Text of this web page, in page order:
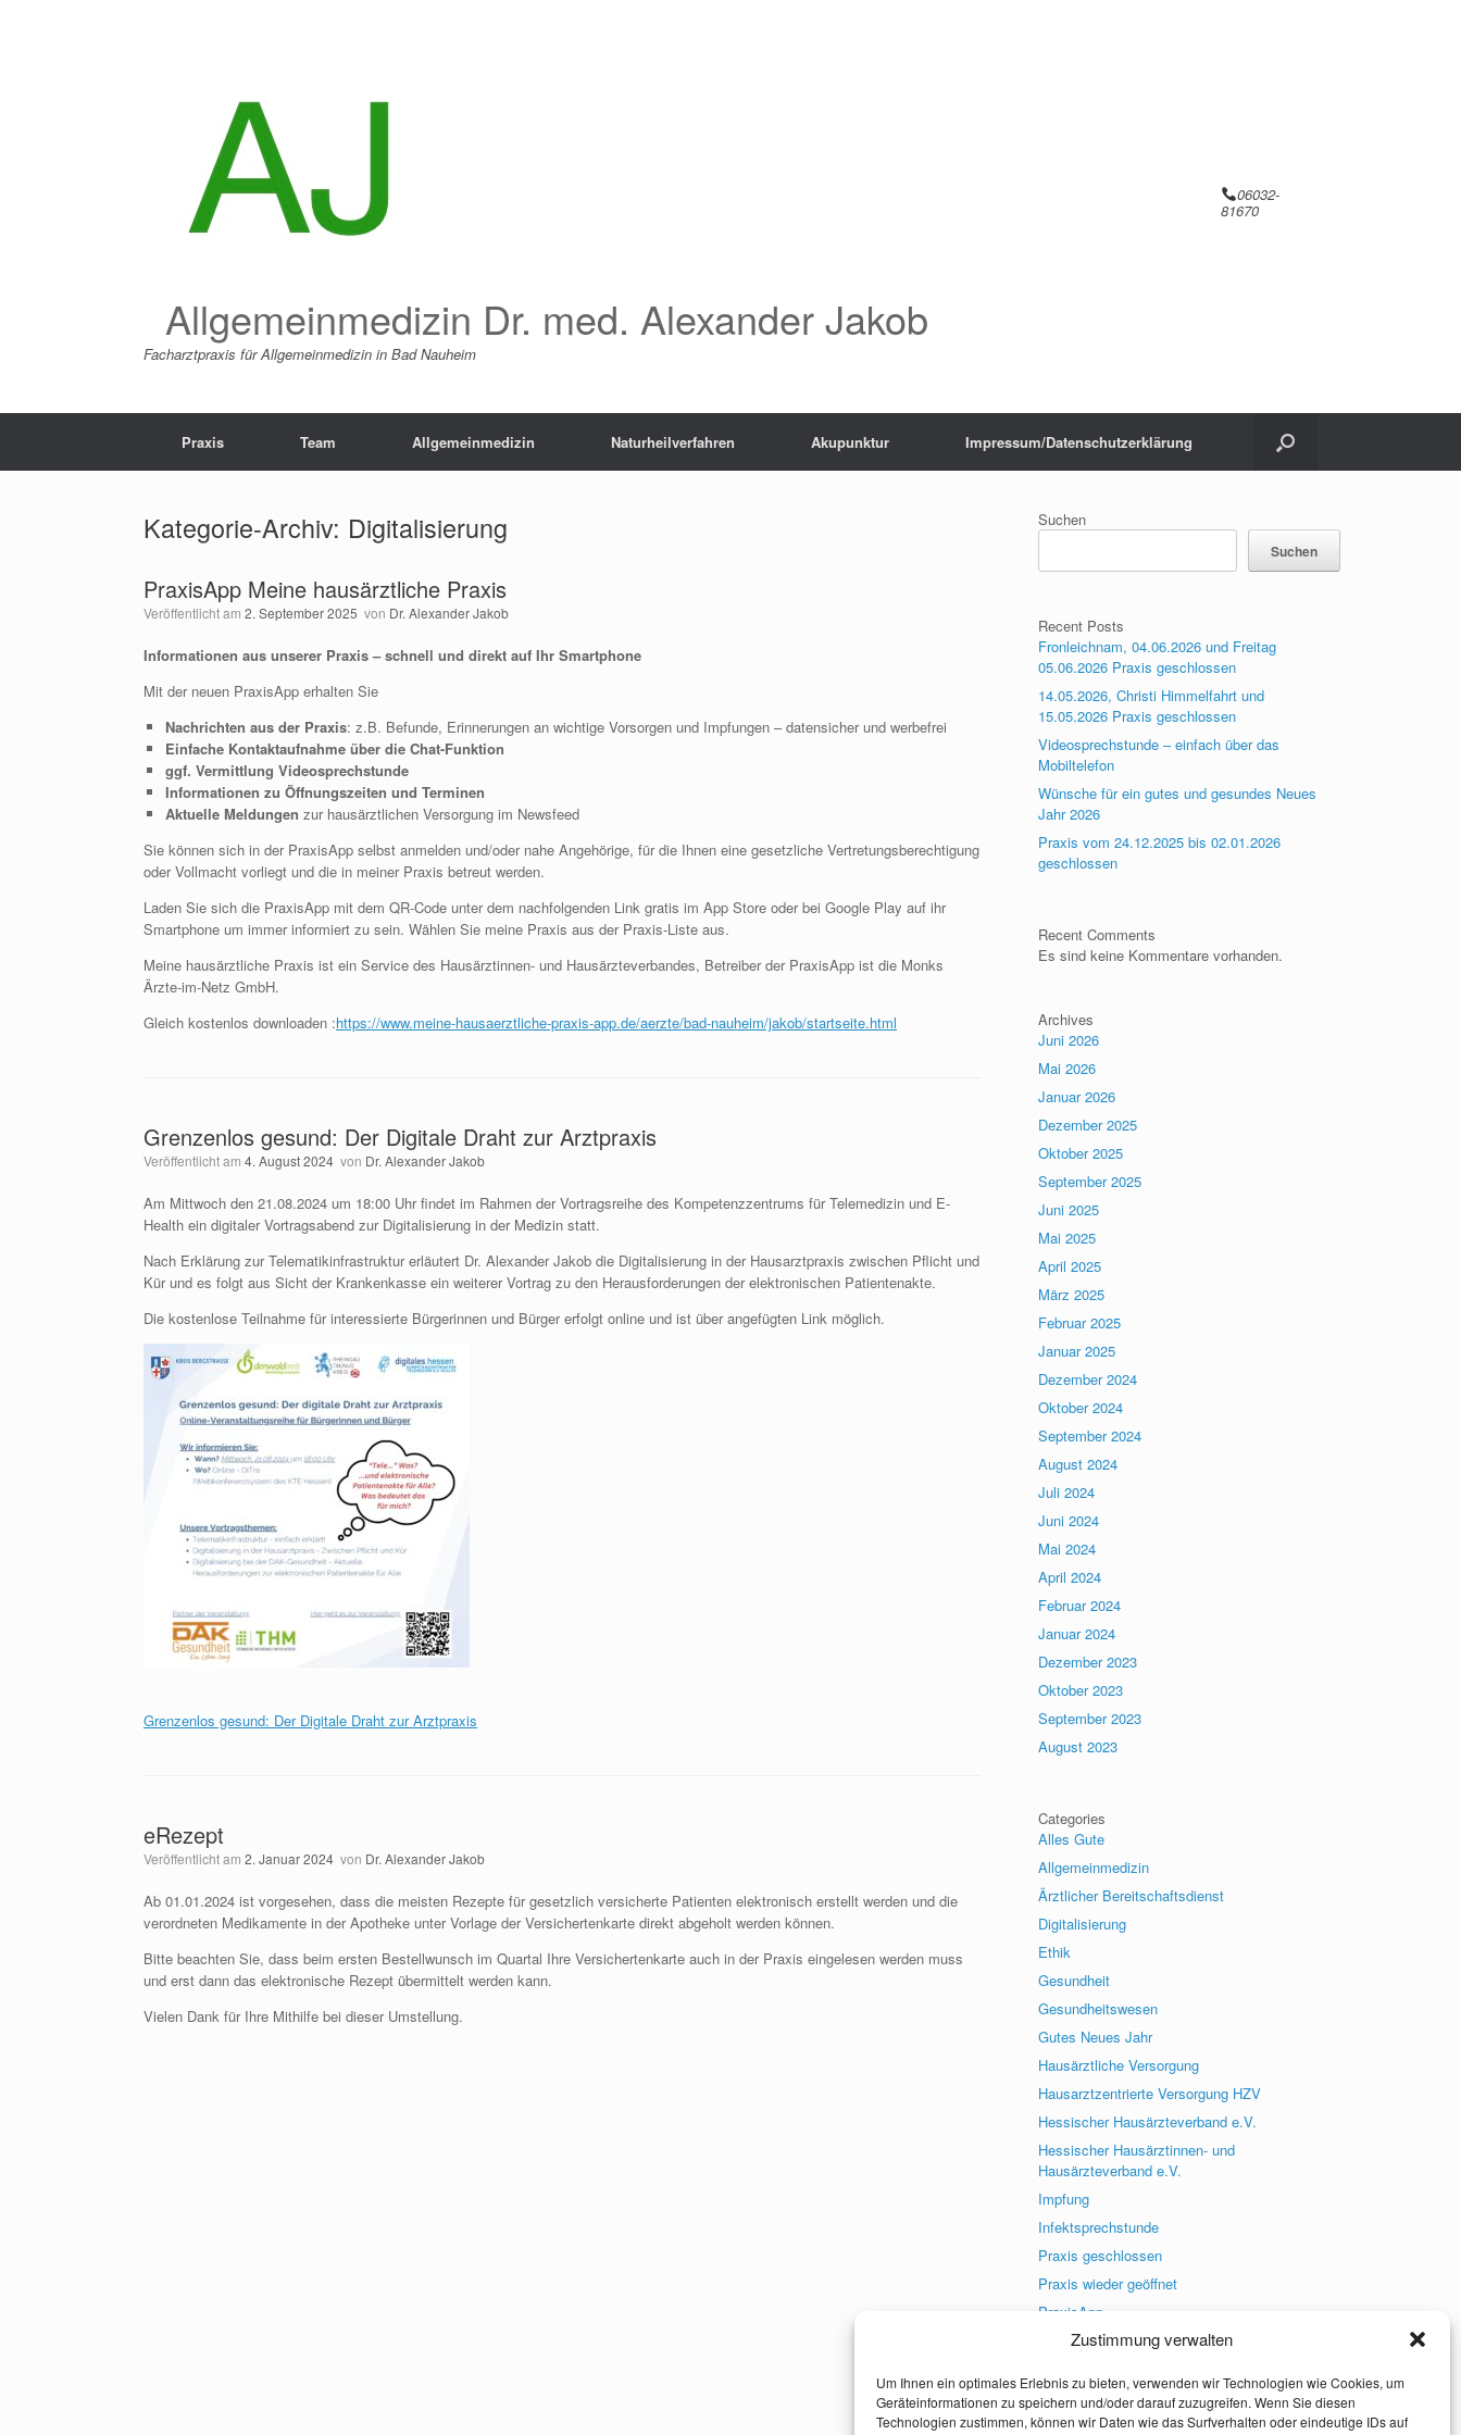
Zustimmung verwalten
Um Ihnen ein optimales Erlebnis zu bieten, verwenden wir Technologien wie Cookies, um
Geräteinformationen zu speichern und/oder darauf zuzugreifen. Wenn Sie diesen
Technologien zustimmen, können wir Daten wie das Surfverhalten oder eindeutige IDs auf
Allgemeinmedizin Dr. med. Alexander Jakob
Facharztpraxis für Allgemeinmedizin in Bad Nauheim
06032-
81670
Praxis Team Allgemeinmedizin Naturheilverfahren Akupunktur Impressum/Datenschutzerklärung
Kategorie-Archiv: Digitalisierung
PraxisApp Meine hausärztliche Praxis
Veröffentlicht am 2. September 2025 von Dr. Alexander Jakob
Informationen aus unserer Praxis – schnell und direkt auf Ihr Smartphone
Mit der neuen PraxisApp erhalten Sie
Nachrichten aus der Praxis: z.B. Befunde, Erinnerungen an wichtige Vorsorgen und Impfungen – datensicher und werbefrei
Einfache Kontaktaufnahme über die Chat-Funktion
ggf. Vermittlung Videosprechstunde
Informationen zu Öffnungszeiten und Terminen
Aktuelle Meldungen zur hausärztlichen Versorgung im Newsfeed
Sie können sich in der PraxisApp selbst anmelden und/oder nahe Angehörige, für die Ihnen eine gesetzliche Vertretungsberechtigung
oder Vollmacht vorliegt und die in meiner Praxis betreut werden.
Laden Sie sich die PraxisApp mit dem QR-Code unter dem nachfolgenden Link gratis im App Store oder bei Google Play auf ihr
Smartphone um immer informiert zu sein. Wählen Sie meine Praxis aus der Praxis-Liste aus.
Meine hausärztliche Praxis ist ein Service des Hausärztinnen- und Hausärzteverbandes, Betreiber der PraxisApp ist die Monks
Ärzte-im-Netz GmbH.
Gleich kostenlos downloaden :https://www.meine-hausaerztliche-praxis-app.de/aerzte/bad-nauheim/jakob/startseite.html
Grenzenlos gesund: Der Digitale Draht zur Arztpraxis
Veröffentlicht am 4. August 2024 von Dr. Alexander Jakob
Am Mittwoch den 21.08.2024 um 18:00 Uhr findet im Rahmen der Vortragsreihe des Kompetenzzentrums für Telemedizin und E-
Health ein digitaler Vortragsabend zur Digitalisierung in der Medizin statt.
Nach Erklärung zur Telematikinfrastruktur erläutert Dr. Alexander Jakob die Digitalisierung in der Hausarztpraxis zwischen Pflicht und
Kür und es folgt aus Sicht der Krankenkasse ein weiterer Vortrag zu den Herausforderungen der elektronischen Patientenakte.
Die kostenlose Teilnahme für interessierte Bürgerinnen und Bürger erfolgt online und ist über angefügten Link möglich.
Grenzenlos gesund: Der Digitale Draht zur Arztpraxis
eRezept
Veröffentlicht am 2. Januar 2024 von Dr. Alexander Jakob
Ab 01.01.2024 ist vorgesehen, dass die meisten Rezepte für gesetzlich versicherte Patienten elektronisch erstellt werden und die
verordneten Medikamente in der Apotheke unter Vorlage der Versichertenkarte direkt abgeholt werden können.
Bitte beachten Sie, dass beim ersten Bestellwunsch im Quartal Ihre Versichertenkarte auch in der Praxis eingelesen werden muss
und erst dann das elektronische Rezept übermittelt werden kann.
Vielen Dank für Ihre Mithilfe bei dieser Umstellung.
Suchen
Suchen
Recent Posts
Fronleichnam, 04.06.2026 und Freitag
05.06.2026 Praxis geschlossen
14.05.2026, Christi Himmelfahrt und
15.05.2026 Praxis geschlossen
Videosprechstunde – einfach über das
Mobiltelefon
Wünsche für ein gutes und gesundes Neues
Jahr 2026
Praxis vom 24.12.2025 bis 02.01.2026
geschlossen
Recent Comments
Es sind keine Kommentare vorhanden.
Archives
Juni 2026
Mai 2026
Januar 2026
Dezember 2025
Oktober 2025
September 2025
Juni 2025
Mai 2025
April 2025
März 2025
Februar 2025
Januar 2025
Dezember 2024
Oktober 2024
September 2024
August 2024
Juli 2024
Juni 2024
Mai 2024
April 2024
Februar 2024
Januar 2024
Dezember 2023
Oktober 2023
September 2023
August 2023
Categories
Alles Gute
Allgemeinmedizin
Ärztlicher Bereitschaftsdienst
Digitalisierung
Ethik
Gesundheit
Gesundheitswesen
Gutes Neues Jahr
Hausärztliche Versorgung
Hausarztzentrierte Versorgung HZV
Hessischer Hausärzteverband e.V.
Hessischer Hausärztinnen- und
Hausärzteverband e.V.
Impfung
Infektsprechstunde
Praxis geschlossen
Praxis wieder geöffnet
PraxisApp
Praxisneuigkeiten
Social Media
Uncategorized